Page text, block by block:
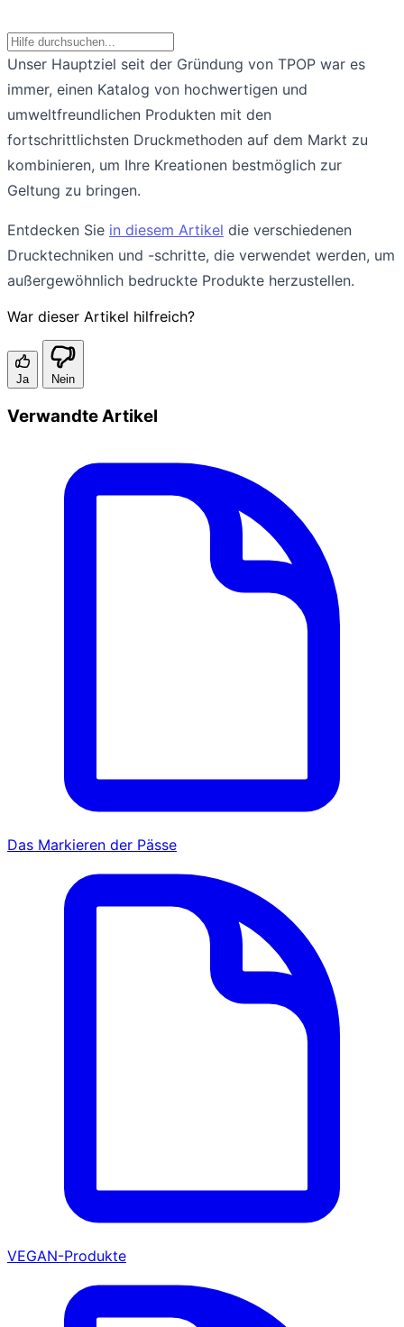
Unser Hauptziel seit der Gründung von TPOP war es
immer, einen Katalog von hochwertigen und
umweltfreundlichen Produkten mit den
fortschrittlichsten Druckmethoden auf dem Markt zu
kombinieren, um Ihre Kreationen bestmöglich zur
Geltung zu bringen.
Entdecken Sie in diesem Artikel die verschiedenen
Drucktechniken und -schritte, die verwendet werden, um
außergewöhnlich bedruckte Produkte herzustellen.
War dieser Artikel hilfreich?
Ja Nein
Verwandte Artikel
Das Markieren der Pässe
VEGAN-Produkte